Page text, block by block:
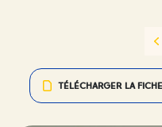
TÉLÉCHARGER LA FICHE